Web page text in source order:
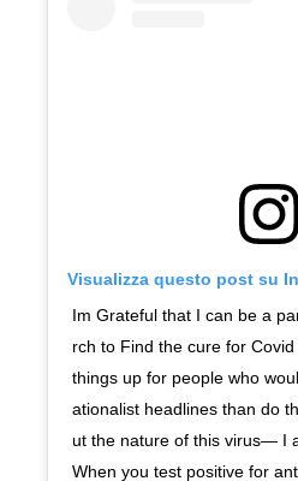
Visualizza questo post su
Im Grateful that I can be a
rch to Find the cure for
things up for people who
ationalist headlines than do
ut the nature of this virus— I
When you test positive for